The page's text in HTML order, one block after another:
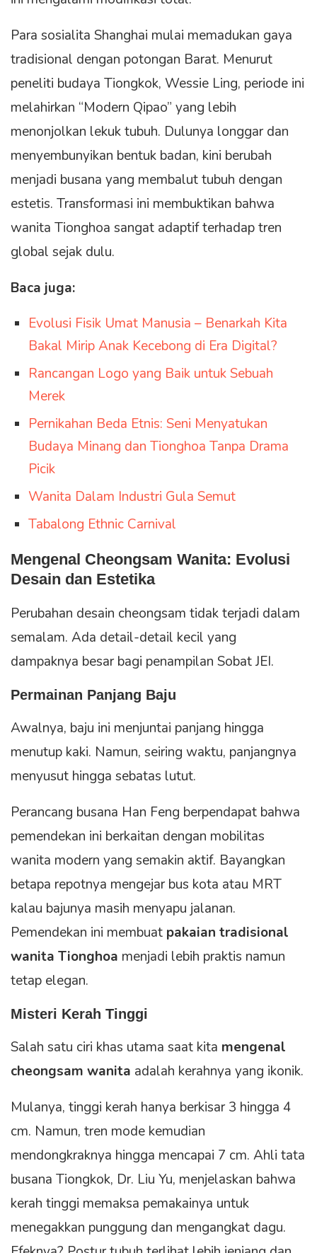
Para sosialita Shanghai mulai memadukan gaya
tradisional dengan potongan Barat. Menurut
peneliti budaya Tiongkok, Wessie Ling, periode ini
melahirkan “Modern Qipao” yang lebih
menonjolkan lekuk tubuh. Dulunya longgar dan
menyembunyikan bentuk badan, kini berubah
menjadi busana yang membalut tubuh dengan
estetis. Transformasi ini membuktikan bahwa
wanita Tionghoa sangat adaptif terhadap tren
global sejak dulu.
Baca juga:
Evolusi Fisik Umat Manusia – Benarkah Kita
Bakal Mirip Anak Kecebong di Era Digital?
Rancangan Logo yang Baik untuk Sebuah
Merek
Pernikahan Beda Etnis: Seni Menyatukan
Budaya Minang dan Tionghoa Tanpa Drama
Picik
Wanita Dalam Industri Gula Semut
Tabalong Ethnic Carnival
Mengenal Cheongsam Wanita: Evolusi
Desain dan Estetika
Perubahan desain cheongsam tidak terjadi dalam
semalam. Ada detail-detail kecil yang
dampaknya besar bagi penampilan Sobat JEI.
Permainan Panjang Baju
Awalnya, baju ini menjuntai panjang hingga
menutup kaki. Namun, seiring waktu, panjangnya
menyusut hingga sebatas lutut.
Perancang busana Han Feng berpendapat bahwa
pemendekan ini berkaitan dengan mobilitas
wanita modern yang semakin aktif. Bayangkan
betapa repotnya mengejar bus kota atau MRT
kalau bajunya masih menyapu jalanan.
Pemendekan ini membuat pakaian tradisional
wanita Tionghoa menjadi lebih praktis namun
tetap elegan.
Misteri Kerah Tinggi
Salah satu ciri khas utama saat kita mengenal
cheongsam wanita adalah kerahnya yang ikonik.
Mulanya, tinggi kerah hanya berkisar 3 hingga 4
cm. Namun, tren mode kemudian
mendongkraknya hingga mencapai 7 cm. Ahli tata
busana Tiongkok, Dr. Liu Yu, menjelaskan bahwa
kerah tinggi memaksa pemakainya untuk
menegakkan punggung dan mengangkat dagu.